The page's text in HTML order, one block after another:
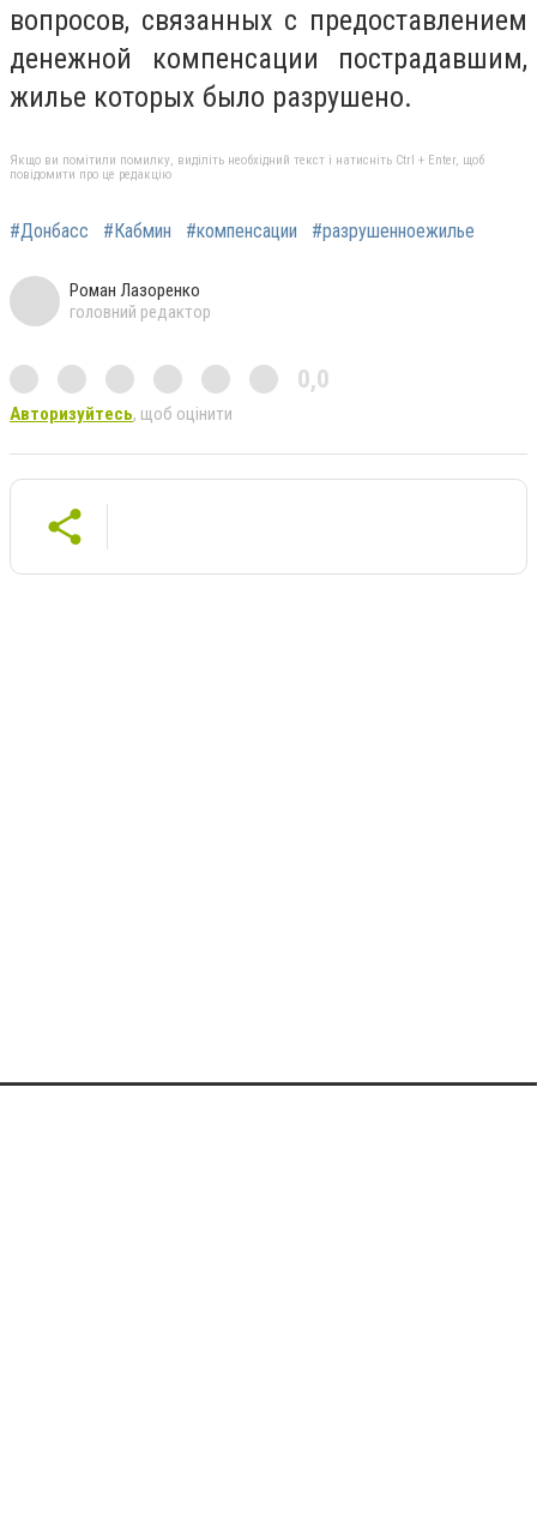
вопросов, связанных с предоставлением
денежной компенсации пострадавшим,
жилье которых было разрушено.
Якщо ви помітили помилку, виділіть необхідний текст і натисніть Ctrl + Enter, щоб
повідомити про це редакцію
#Донбасс #Кабмин #компенсации #разрушенноежилье
Роман Лазоренко
головний редактор
0,0
Авторизуйтесь, щоб оцінити